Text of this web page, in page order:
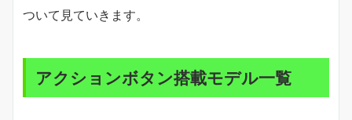
ついて見ていきます。
アクションボタン搭載モデル一覧